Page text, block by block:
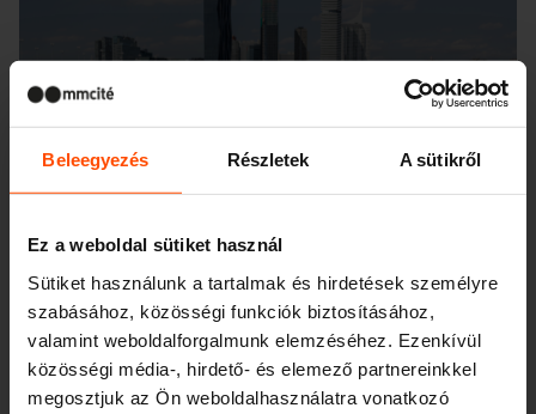
Beleegyezés Részletek A sütikről
Ez a weboldal sütiket használ
Sütiket használunk a tartalmak és hirdetések személyre
szabásához, közösségi funkciók biztosításához,
valamint weboldalforgalmunk elemzéséhez. Ezenkívül
közösségi média-, hirdető- és elemező partnereinkkel
megosztjuk az Ön weboldalhasználatra vonatkozó